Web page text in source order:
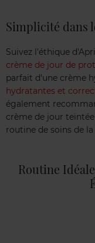
Simplicité dans
Suivez l'éthique
crème de jour de
parfait d'une crème
hydratantes et
également
crème de jour
routine de soins de la
Routine